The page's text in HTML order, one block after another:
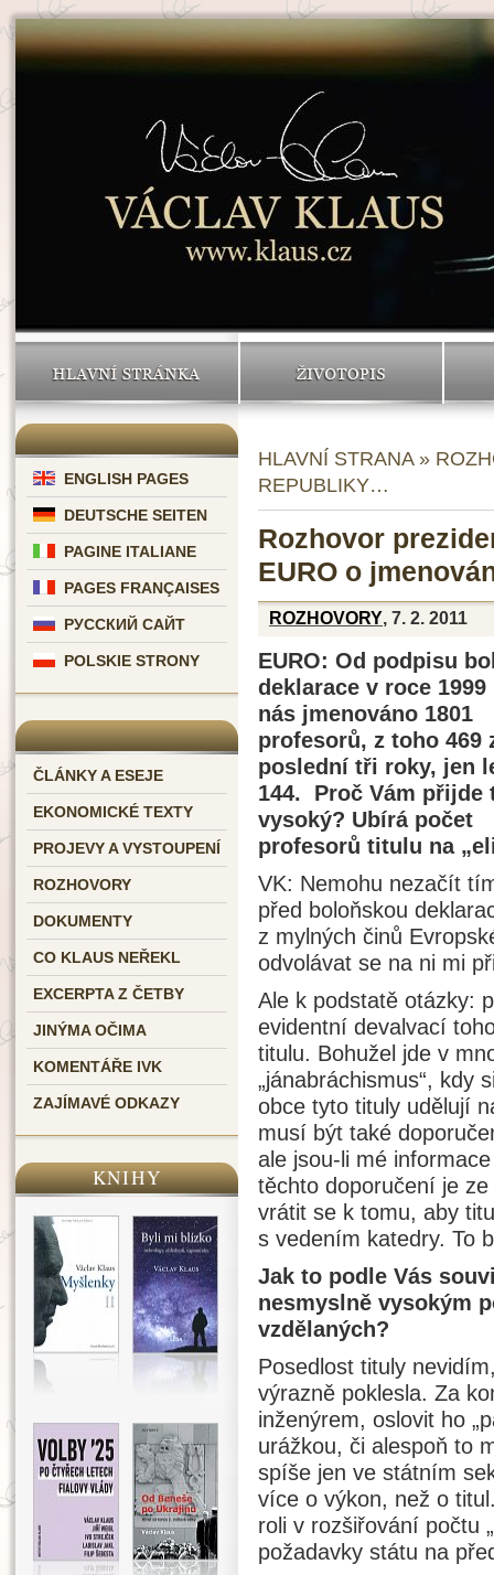
HLAVNÍ STRÁNKA ŽIVOTOPIS
ENGLISH PAGES
DEUTSCHE SEITEN
PAGINE ITALIANE
PAGES FRANÇAISES
РУССКИЙ САЙТ
POLSKIE STRONY
ČLÁNKY A ESEJE
EKONOMICKÉ TEXTY
PROJEVY A VYSTOUPENÍ
ROZHOVORY
DOKUMENTY
CO KLAUS NEŘEKL
EXCERPTA Z ČETBY
JINÝMA OČIMA
KOMENTÁŘE IVK
ZAJÍMAVÉ ODKAZY
KNIHY
HLAVNÍ STRANA»
REPUBLIKY…
Rozhovor
EURO o
ROZHOVORY, 7. 2. 2011
EURO: Od podpisu
deklarace v roce
nás jmenováno 1801
profesorů, z toho 469
poslední tři roky, jen
144. Proč Vám přijde
vysoký? Ubírá počet
profesorů titulu na
VK: Nemohu nezačít
před boloňskou
z mylných činů
odvolávat se na ni mi
Ale k podstatě otázky:
evidentní devalvací
titulu. Bohužel jde v
„jánabráchismus“, kdy
obce tyto tituly udělují
musí být také
ale jsou-li mé
těchto doporučení je
vrátit se k tomu, aby
s vedením katedry. To
Jak to podle Vás
nesmyslně vysokým
vzdělaných?
Posedlost tituly
výrazně poklesla. Za
inženýrem, oslovit ho
urážkou, či alespoň to
spíše jen ve státním
více o výkon, než o
roli v rozšiřování počtu
požadavky státu na